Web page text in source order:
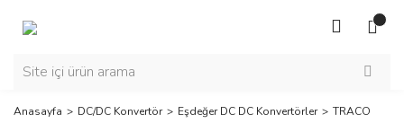
Anasayfa DC/DC Konvertör Eşdeğer DC DC Konvertörler TRACO